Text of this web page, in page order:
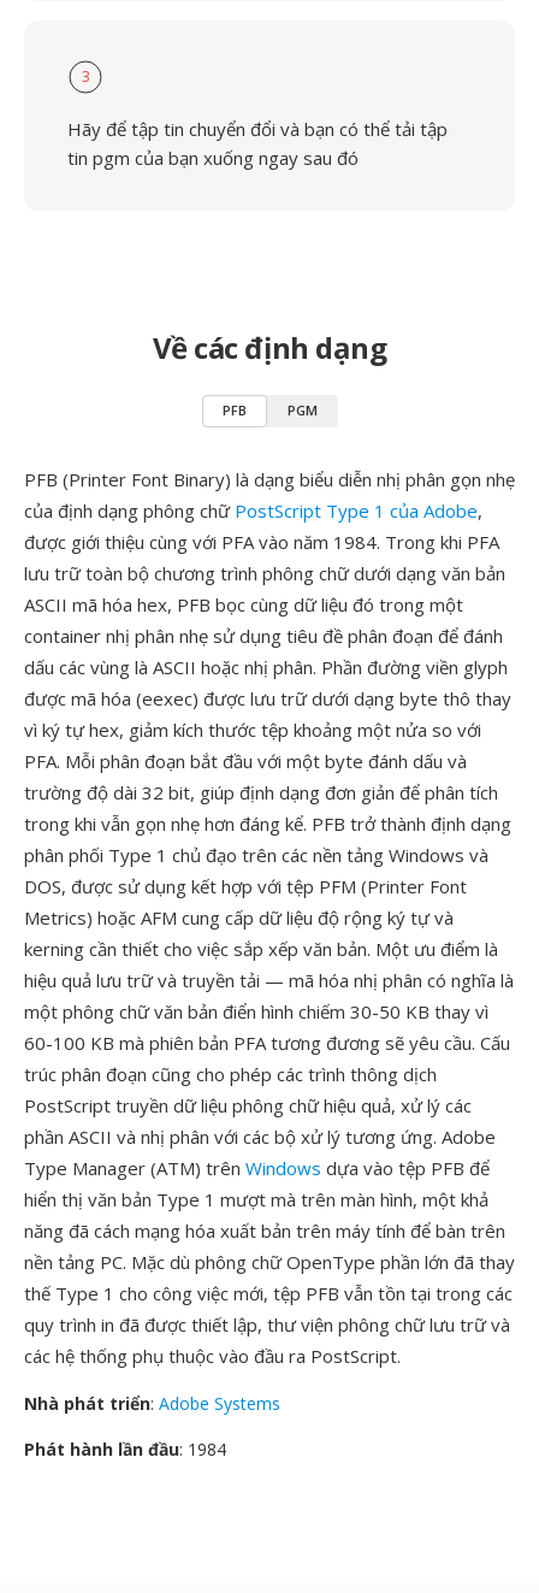
3
Hãy để tập tin chuyển đổi và bạn có thể tải tập
tin pgm của bạn xuống ngay sau đó
Về các định dạng
PFB PGM
PFB (Printer Font Binary) là dạng biểu diễn nhị phân gọn nhẹ
của định dạng phông chữ PostScript Type 1 của Adobe,
được giới thiệu cùng với PFA vào năm 1984. Trong khi PFA
lưu trữ toàn bộ chương trình phông chữ dưới dạng văn bản
ASCII mã hóa hex, PFB bọc cùng dữ liệu đó trong một
container nhị phân nhẹ sử dụng tiêu đề phân đoạn để đánh
dấu các vùng là ASCII hoặc nhị phân. Phần đường viền glyph
được mã hóa (eexec) được lưu trữ dưới dạng byte thô thay
vì ký tự hex, giảm kích thước tệp khoảng một nửa so với
PFA. Mỗi phân đoạn bắt đầu với một byte đánh dấu và
trường độ dài 32 bit, giúp định dạng đơn giản để phân tích
trong khi vẫn gọn nhẹ hơn đáng kể. PFB trở thành định dạng
phân phối Type 1 chủ đạo trên các nền tảng Windows và
DOS, được sử dụng kết hợp với tệp PFM (Printer Font
Metrics) hoặc AFM cung cấp dữ liệu độ rộng ký tự và
kerning cần thiết cho việc sắp xếp văn bản. Một ưu điểm là
hiệu quả lưu trữ và truyền tải — mã hóa nhị phân có nghĩa là
một phông chữ văn bản điển hình chiếm 30-50 KB thay vì
60-100 KB mà phiên bản PFA tương đương sẽ yêu cầu. Cấu
trúc phân đoạn cũng cho phép các trình thông dịch
PostScript truyền dữ liệu phông chữ hiệu quả, xử lý các
phần ASCII và nhị phân với các bộ xử lý tương ứng. Adobe
Type Manager (ATM) trên Windows dựa vào tệp PFB để
hiển thị văn bản Type 1 mượt mà trên màn hình, một khả
năng đã cách mạng hóa xuất bản trên máy tính để bàn trên
nền tảng PC. Mặc dù phông chữ OpenType phần lớn đã thay
thế Type 1 cho công việc mới, tệp PFB vẫn tồn tại trong các
quy trình in đã được thiết lập, thư viện phông chữ lưu trữ và
các hệ thống phụ thuộc vào đầu ra PostScript.
Nhà phát triển: Adobe Systems
Phát hành lần đầu: 1984